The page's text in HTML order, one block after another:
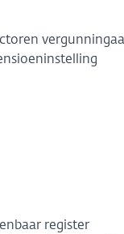
register